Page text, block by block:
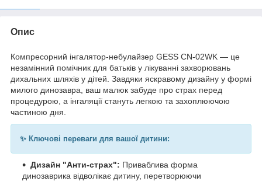
Опис
Компресорний інгалятор-небулайзер GESS CN-02WK — це
незамінний помічник для батьків у лікуванні захворювань
дихальних шляхів у дітей. Завдяки яскравому дизайну у формі
милого динозавра, ваш малюк забуде про страх перед
процедурою, а інгаляції стануть легкою та захоплюючою
частиною дня.
✨ Ключові переваги для вашої дитини:
Дизайн "Анти-страх": Приваблива форма
динозаврика відволікає дитину, перетворюючи